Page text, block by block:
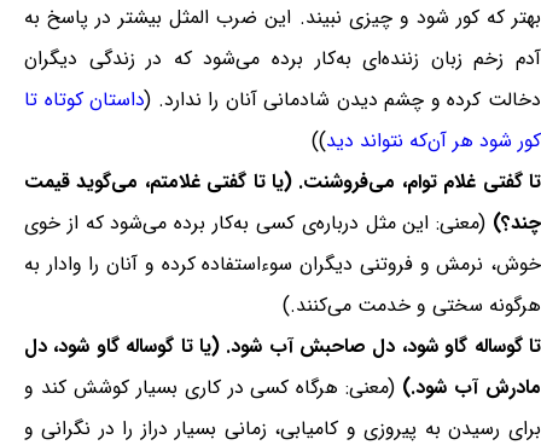
بهتر که کور شود و چیزی نبیند. این ضرب المثل بیشتر در پاسخ به
آدم زخم زبان زننده‌ای به‌کار برده می‌شود که در زندگی دیگران
دخالت کرده و چشم دیدن شادمانی آنان را ندارد. (داستان کوتاه تا
کور شود هر آن‌که نتواند دید))
تا گفتی غلام توام، می‌فروشنت. (یا تا گفتی غلامتم، می‌گوید قیمت
چند؟) (معنی: این مثل درباره‌ی کسی به‌کار برده می‌شود که از خوی
خوش، نرمش و فروتنی دیگران سوءاستفاده کرده و آنان را وادار به
هرگونه سختی و خدمت می‌کنند.)
تا گوساله گاو شود، دل صاحبش آب شود. (یا تا گوساله گاو شود، دل
مادرش آب شود.) (معنی: هرگاه کسی در کاری بسیار کوشش کند و
برای رسیدن به پیروزی و کامیابی، زمانی بسیار دراز را در نگرانی و